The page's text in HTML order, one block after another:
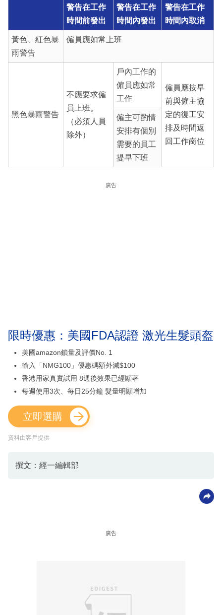
警告在工作
時間前發出
警告在工作
時間內發出
警告在工作
時間內取消
黃色、紅色暴
雨警告
僱員應如常上班
黑色暴雨警告
不應要求僱
員上班。
（必須人員
除外）
戶內工作的
僱員應如常
工作
僱員應按早
前與僱主協
定的復工安
排及時間返
回工作崗位
僱主可酌情
安排有個別
需要的員工
提早下班
廣告
限時優惠：美國FDA認證 激光生髮頭盔
美國amazon鎖量及評價No. 1
輸入「NMG100」優惠碼額外減$100
香港用家真實試用 8週後效果已經顯著
每週使用3次、每日25分鐘 髮量明顯增加
立即選購
資料由客戶提供
撰文：經一編輯部
廣告